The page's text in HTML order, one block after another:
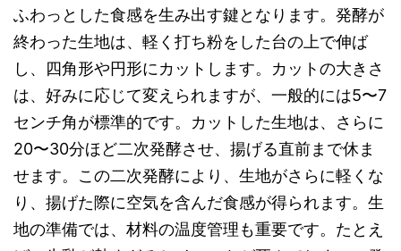
ふわっとした食感を生み出す鍵となります。発酵が
終わった生地は、軽く打ち粉をした台の上で伸ば
し、四角形や円形にカットします。カットの大きさ
は、好みに応じて変えられますが、一般的には5〜7
センチ角が標準的です。カットした生地は、さらに
20〜30分ほど二次発酵させ、揚げる直前まで休ま
せます。この二次発酵により、生地がさらに軽くな
り、揚げた際に空気を含んだ食感が得られます。生
地の準備では、材料の温度管理も重要です。たとえ